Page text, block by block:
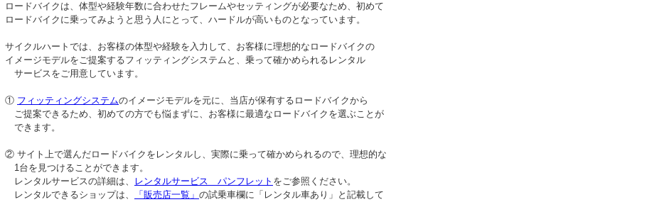
ロードバイクは、体型や経験年数に合わせたフレームやセッティングが必要なため、初めて
ロードバイクに乗ってみようと思う人にとって、ハードルが高いものとなっています。
サイクルハートでは、お客様の体型や経験を入力して、お客様に理想的なロードバイクの
イメージモデルをご提案するフィッティングシステムと、乗って確かめられるレンタル
サービスをご用意しています。
① フィッティングシステムのイメージモデルを元に、当店が保有するロードバイクから
ご提案できるため、初めての方でも悩まずに、お客様に最適なロードバイクを選ぶことが
できます。
② サイト上で選んだロードバイクをレンタルし、実際に乗って確かめられるので、理想的な
1台を見つけることができます。
レンタルサービスの詳細は、
レンタルサービス パンフレット をご参照ください。
レンタルできるショップは、
「販売店一覧」 の試乗車欄に「レンタル車あり」と記載して